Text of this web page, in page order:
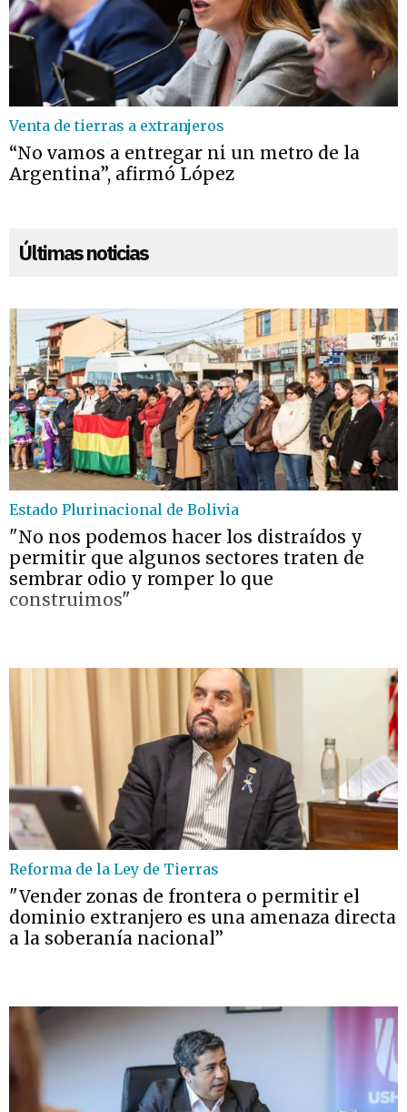
Venta de tierras a extranjeros
“No vamos a entregar ni un metro de la
Argentina”, afirmó López
Últimas noticias
Estado Plurinacional de Bolivia
"No nos podemos hacer los distraídos y
permitir que algunos sectores traten de
sembrar odio y romper lo que
construimos"
Reforma de la Ley de Tierras
"Vender zonas de frontera o permitir el
dominio extranjero es una amenaza directa
a la soberanía nacional”